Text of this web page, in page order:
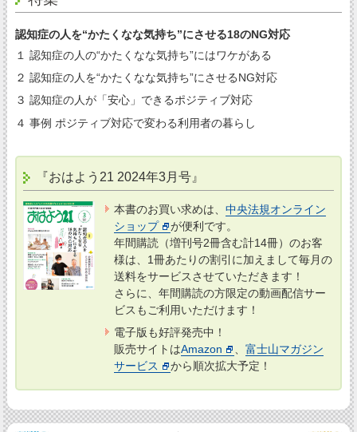
認知症の人を“かたくなな気持ち”にさせる18のNG対応
１ 認知症の人の“かたくなな気持ち”にはワケがある
２ 認知症の人を“かたくなな気持ち”にさせるNG対応
３ 認知症の人が「安心」できるポジティブ対応
４ 事例 ポジティブ対応で変わる利用者の暮らし
『おはよう21 2024年3月号』
本書のお買い求めは、中央法規オンライン
ショップ
が便利です。
年間購読（増刊号2冊含む計14冊）のお客
様は、1冊あたりの割引に加えまして毎月の
送料をサービスさせていただきます！
さらに、年間購読の方限定の動画配信サー
ビスもご利用いただけます！
電子版も好評発売中！
販売サイトはAmazon 、富士山マガジン
サービス
から順次拡大予定！